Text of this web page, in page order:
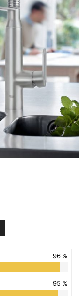
96 %
95 %